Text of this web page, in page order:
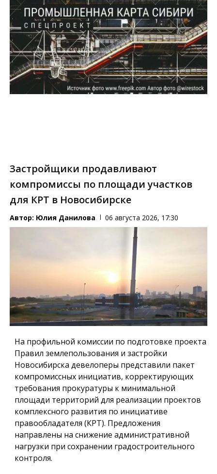
Застройщики продавливают
компромиссы по площади участков
для КРТ в Новосибирске
Автор: Юлия Данилова 06 августа 2026, 17:30
На профильной комиссии по подготовке проекта
Правил землепользования и застройки
Новосибирска девелоперы представили пакет
компромиссных инициатив, корректирующих
требования прокуратуры к минимальной
площади территорий для реализации проектов
комплексного развития по инициативе
правообладателя (КРТ). Предложения
направлены на снижение административной
нагрузки при сохранении градостроительного
контроля.